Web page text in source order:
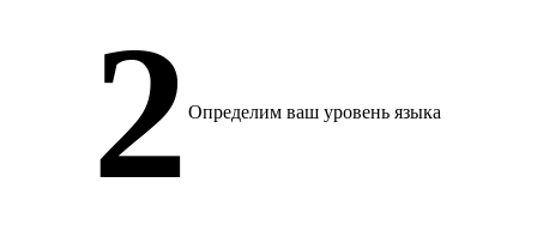
Определим ваш уровень языка